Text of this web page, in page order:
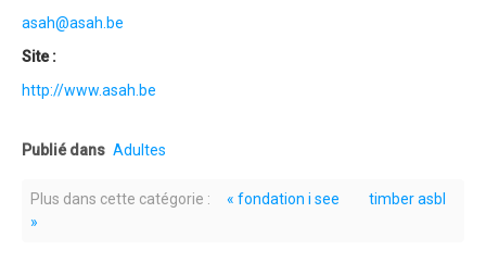
asah@asah.be
Site :
http://www.asah.be
Publié dans Adultes
Plus dans cette catégorie : « fondation i see
timber asbl
»